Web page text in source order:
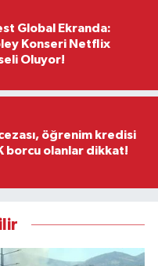
Global Ekranda:
Konseri Netflix
Oluyor!
öğrenim kredisi
borcu olanlar dikkat!